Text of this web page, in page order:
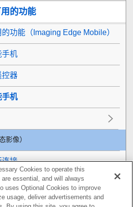
的功能
功能（Imaging Edge Mobile）
手机
控器
手机
影像）
连接
置信息
Cookies to operate this
essential, and will always
uses Optional Cookies to improve
usage, deliver advertisements and